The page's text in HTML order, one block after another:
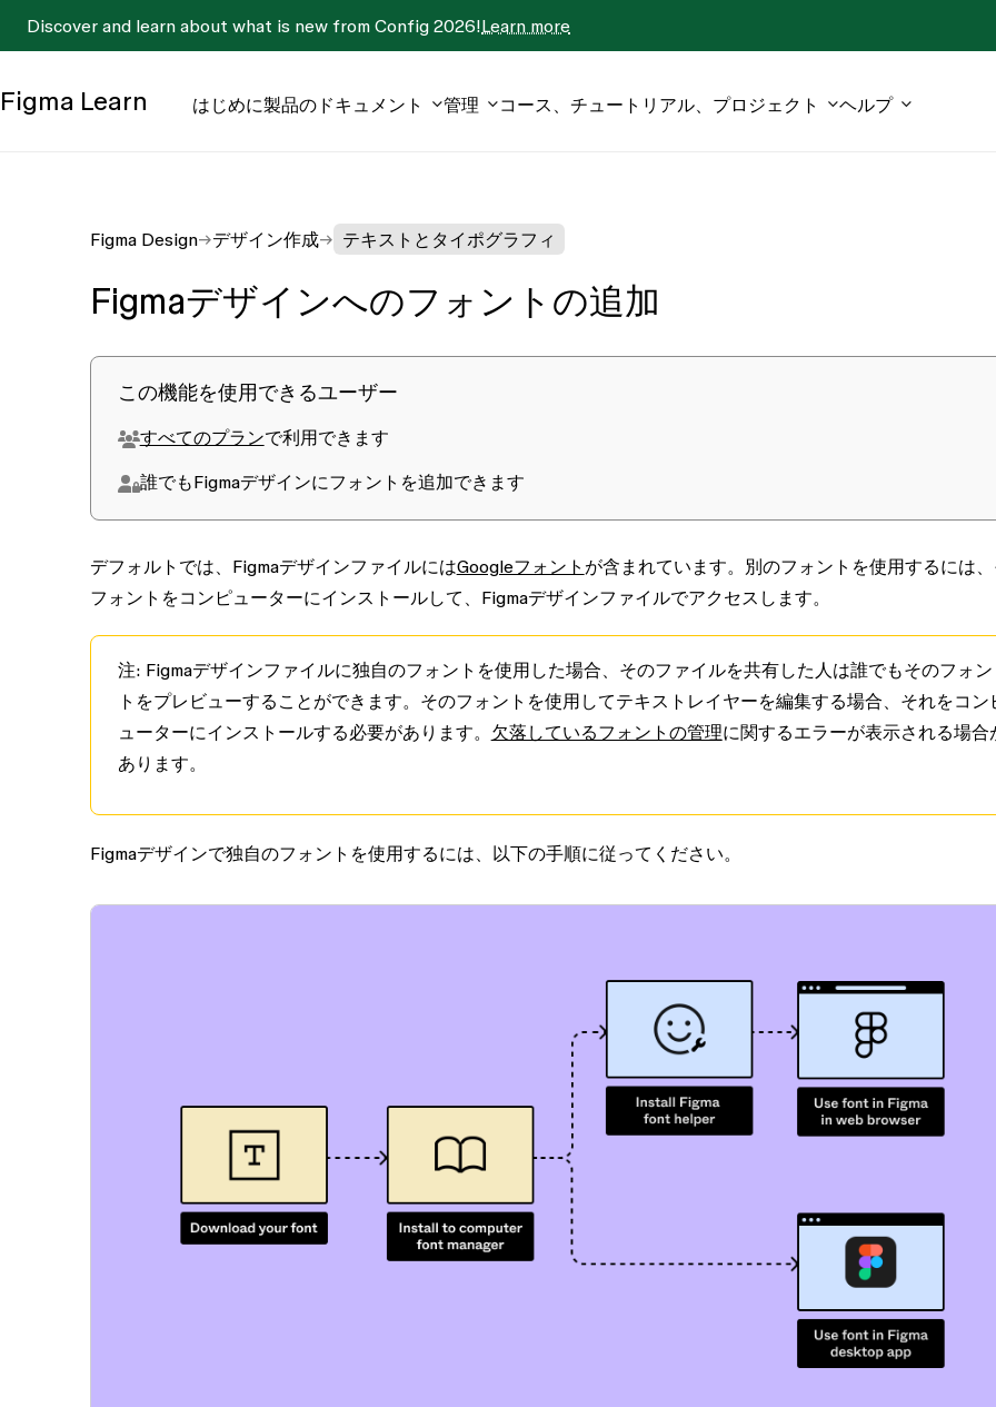
Discover and learn about what is new from Config 2026!Learn more
Figma Learn はじめに製品のドキュメント 管理 コース、チュートリアル、プロジェクト ヘルプ
Figma Design デザイン作成 テキストとタイポグラフィ
Figmaデザインへのフォントの追加
この機能を使用できるユーザー
すべてのプランで利用できます
誰でもFigmaデザインにフォントを追加できます
デフォルトでは、FigmaデザインファイルにはGoogleフォント が含まれています。別のフォントを使用するには
フォントをコンピューターにインストールして、Figmaデザインファイルでアクセスします。
注: Figmaデザインファイルに独自のフォントを使用した場合、そのファイルを共有した人は誰でもそのフォン
トをプレビューすることができます。そのフォントを使用してテキストレイヤーを編集する場合、それをコン
ューターにインストールする必要があります。 欠落しているフォントの管理に関するエラーが表示される場合
あります。
Figmaデザインで独自のフォントを使用するには、以下の手順に従ってください。